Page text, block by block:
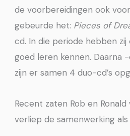
de voorbereidingen ook
gebeurde het: Pieces of
cd. In die periode hebben zij
goed leren kennen. Daarna
zijn er samen 4 duo-cd’s
Recent zaten Rob en
verliep de samenwerking als